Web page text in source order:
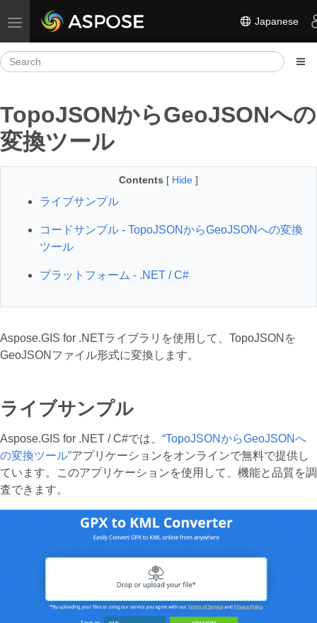
Toggle navigation Japanese
TopoJSONからGeoJSONへの
変換ツール
Contents [ Hide ]
ライブサンプル
コードサンプル - TopoJSONからGeoJSONへの変換
ツール
プラットフォーム - .NET / C#
Aspose.GIS for .NETライブラリを使用して、TopoJSONを
GeoJSONファイル形式に変換します。
ライブサンプル
Aspose.GIS for .NET / C#では、 “TopoJSONからGeoJSONへ
の変換ツール”アプリケーションをオンラインで無料で提供し
ています。このアプリケーションを使用して、機能と品質を調
査できます。